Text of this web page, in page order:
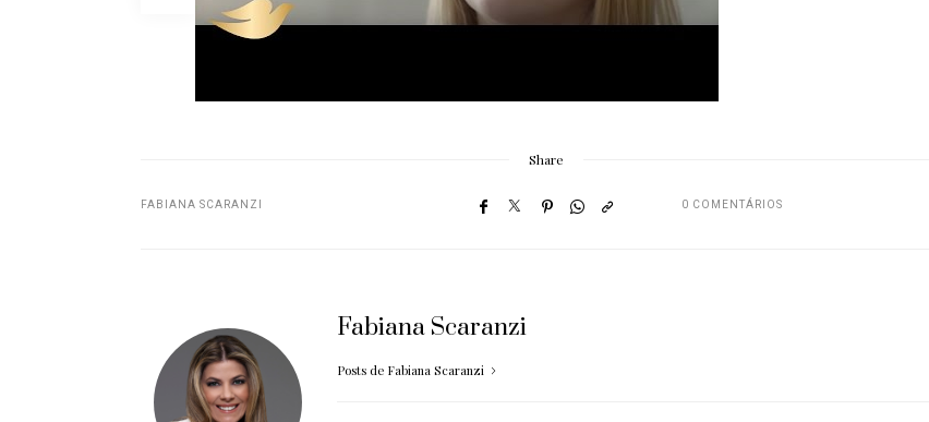
Share
FABIANA SCARANZI 0 COMENTÁRIOS
Fabiana Scaranzi
Posts de Fabiana Scaranzi